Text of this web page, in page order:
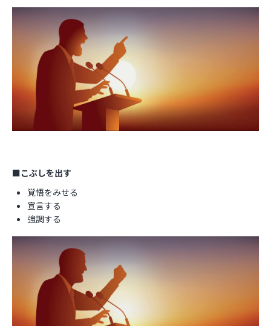
■こぶしを出す
覚悟をみせる
宣言する
強調する